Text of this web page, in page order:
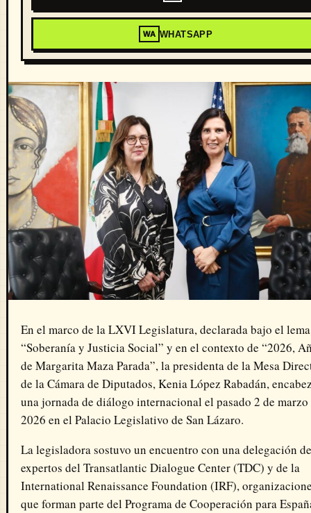
WA WHATSAPP
En el marco de la LXVI Legislatura, declarada bajo el lema
“Soberanía y Justicia Social” y en el contexto de “2026,
de Margarita Maza Parada”, la presidenta de la Mesa
de la Cámara de Diputados,Kenia López Rabadán,
una jornada de diálogo internacional el pasado 2 de marzo
2026 en el Palacio Legislativo de San Lázaro.
La legisladora sostuvo un encuentro con una delegación de
expertos del Transatlantic Dialogue Center (TDC) y de la
International Renaissance Foundation (IRF),
que forman parte del Programa de Cooperación para